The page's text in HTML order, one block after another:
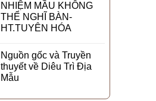
NHIỆM MẦU KHÔNG
THỂ NGHĨ BÀN-
HT.TUYÊN HÓA
Nguồn gốc và Truyền
thuyết về Diêu Trì Địa
Mẫu